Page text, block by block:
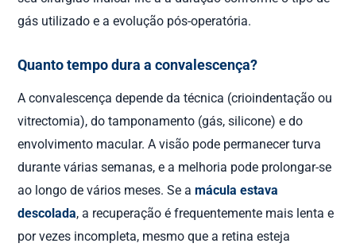
gás utilizado e a evolução pós-operatória.
Quanto tempo dura a convalescença?
A convalescença depende da técnica (crioindentação ou
vitrectomia), do tamponamento (gás, silicone) e do
envolvimento macular. A visão pode permanecer turva
durante várias semanas, e a melhoria pode prolongar-se
ao longo de vários meses. Se amácula estava
descolada, a recuperação é frequentemente mais lenta e
por vezes incompleta, mesmo que a retina esteja